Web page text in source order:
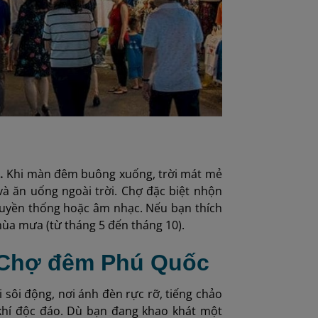
Khi màn đêm buông xuống, trời mát mẻ
ăn uống ngoài trời. Chợ đặc biệt nhộn
thống hoặc âm nhạc. Nếu bạn thích
mưa (từ tháng 5 đến tháng 10).
đêm Phú Quốc
động, nơi ánh đèn rực rỡ, tiếng chảo
độc đáo. Dù bạn đang khao khát một